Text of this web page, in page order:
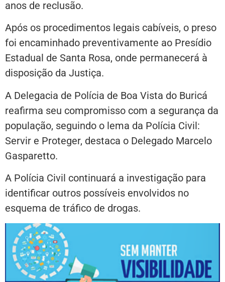
anos de reclusão.
Após os procedimentos legais cabíveis, o preso
foi encaminhado preventivamente ao Presídio
Estadual de Santa Rosa, onde permanecerá à
disposição da Justiça.
A Delegacia de Polícia de Boa Vista do Buricá
reafirma seu compromisso com a segurança da
população, seguindo o lema da Polícia Civil:
Servir e Proteger, destaca o Delegado Marcelo
Gasparetto.
A Polícia Civil continuará a investigação para
identificar outros possíveis envolvidos no
esquema de tráfico de drogas.